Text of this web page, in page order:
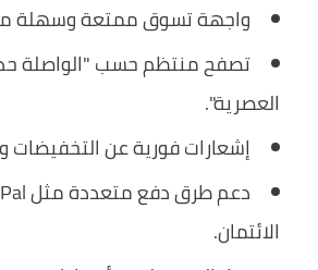
واجهة تسوق ممتعة وسهلة
تصفح منتظم حسب "الواصلة
العصرية".
إشعارات فورية عن التخفيضات
الائتمان.